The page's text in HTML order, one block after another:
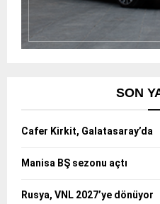
SON
Cafer Kirkit, Galatasaray’da
Manisa BŞ sezonu açtı
Rusya, VNL 2027’ye dönüyor